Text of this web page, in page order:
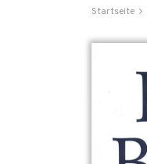
Startseite